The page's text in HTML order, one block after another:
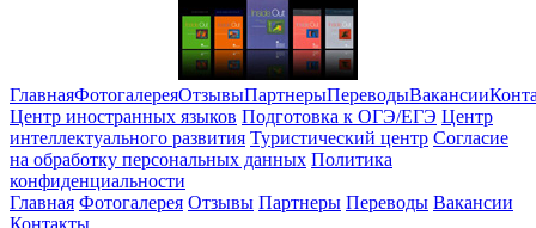
ГлавнаяФотогалереяОтзывыПартнерыПереводыВакансии
Центр иностранных языков Подготовка к ОГЭ/ЕГЭ Центр
интеллектуального развития Туристический центр Согласие
на обработку персональных данных Политика
конфиденциальности
Главная Фотогалерея Отзывы Партнеры Переводы Вакансии
Контакты